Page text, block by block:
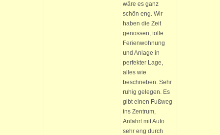
wäre es ganz
schön eng. Wir
haben die Zeit
genossen, tolle
Ferienwohnung
und Anlage in
perfekter Lage,
alles wie
beschrieben. Sehr
ruhig gelegen. Es
gibt einen Fußweg
ins Zentrum,
Anfahrt mit Auto
sehr eng durch